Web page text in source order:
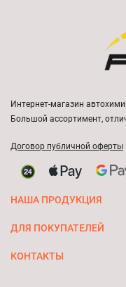
Интернет-магазин
Большой ассортимент,
Договор публичной оферты
НАША ПРОДУКЦИЯ
ДЛЯ ПОКУПАТЕЛЕЙ
КОНТАКТЫ